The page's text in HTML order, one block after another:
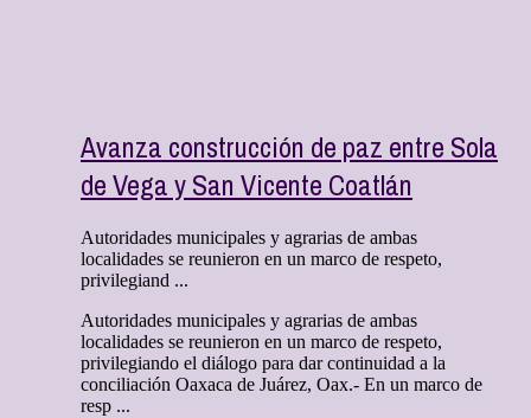
Avanza construcción de paz entre Sola
de Vega y San Vicente Coatlán
Autoridades municipales y agrarias de ambas
localidades se reunieron en un marco de respeto,
privilegiand ...
Autoridades municipales y agrarias de ambas
localidades se reunieron en un marco de respeto,
privilegiando el diálogo para dar continuidad a la
conciliación Oaxaca de Juárez, Oax.- En un marco de
resp ...